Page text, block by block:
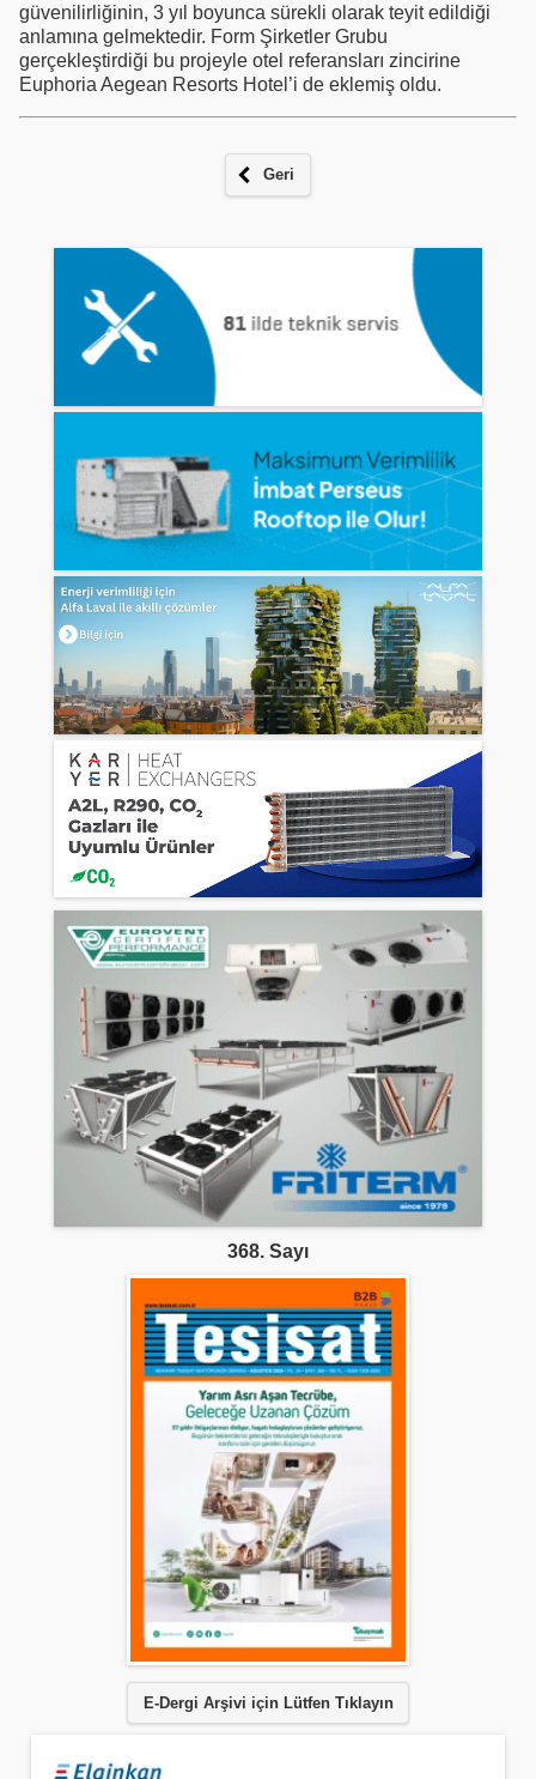
güvenilirliğinin, 3 yıl boyunca sürekli olarak teyit edildiği
anlamına gelmektedir. Form Şirketler Grubu
gerçekleştirdiği bu projeyle otel referansları zincirine
Euphoria Aegean Resorts Hotel’i de eklemiş oldu.
Geri
368. Sayı
E-Dergi Arşivi için Lütfen Tıklayın